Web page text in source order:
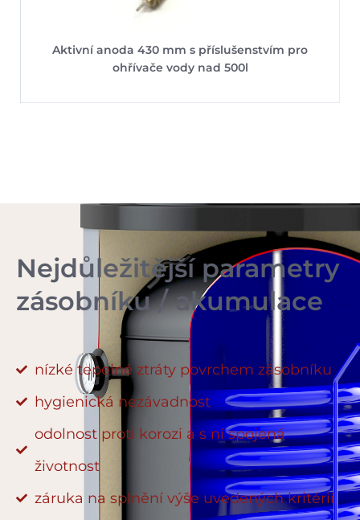
Aktivní anoda 430 mm s příslušenstvím pro
ohřívače vody nad 500l
Nejdůležitější parametry
zásobníku / akumulace
nízké tepelné ztráty povrchem zásobníku
hygienická nezávadnost
odolnost proti korozi a s ní spojená
životnost
záruka na splnění výše uvedených kritérií